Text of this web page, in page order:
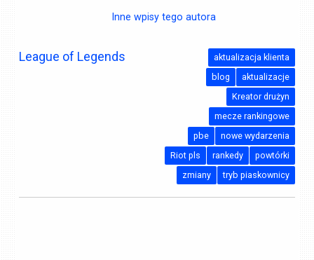
Inne wpisy tego autora
League of Legends
aktualizacja klienta
aktualizacje
blog
Kreator drużyn
mecze rankingowe
nowe wydarzenia
pbe
powtórki
rankedy
Riot pls
tryb piaskownicy
zmiany